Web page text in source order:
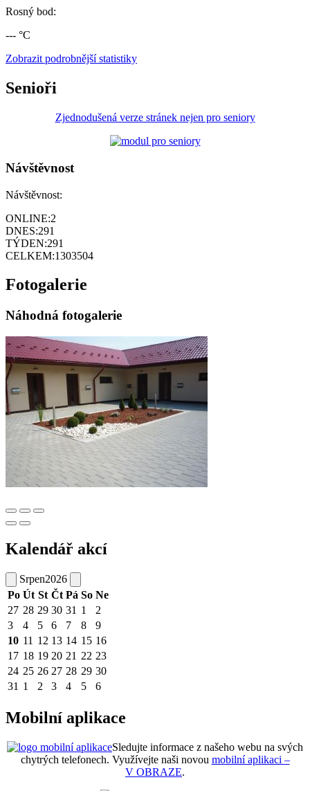
Rosný bod:
--- °C
Zobrazit podrobnější statistiky
Senioři
Zjednodušená verze stránek nejen pro seniory
Návštěvnost
Návštěvnost:
ONLINE:2
DNES:291
TÝDEN:291
CELKEM:1303504
Fotogalerie
Náhodná fotogalerie
Kalendář akcí
Srpen2026
Po Út St Čt Pá So Ne
27 28 29 30 31 1
2
3
4 5 6 7 8
9
10 11 12 13 14 15 16
17 18 19 20 21 22 23
24 25 26 27 28 29 30
31 1 2 3 4 5 6
Mobilní aplikace
Sledujte informace z našeho webu na svých
chytrých telefonech. Využívejte naši novou mobilní aplikaci –
V OBRAZE.